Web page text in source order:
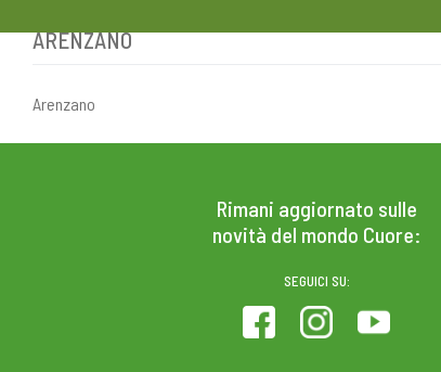
Skip ARENZANO
Arenzano
Rimani aggiornato sulle
novità del mondo Cuore:
SEGUICI SU: